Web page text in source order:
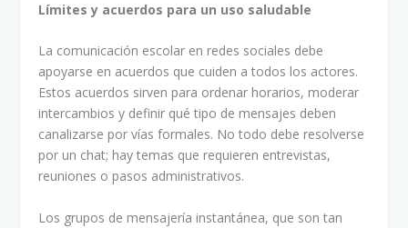
Límites y acuerdos para un uso saludable
La comunicación escolar en redes sociales debe
apoyarse en acuerdos que cuiden a todos los actores.
Estos acuerdos sirven para ordenar horarios, moderar
intercambios y definir qué tipo de mensajes deben
canalizarse por vías formales. No todo debe resolverse
por un chat; hay temas que requieren entrevistas,
reuniones o pasos administrativos.
Los grupos de mensajería instantánea, que son tan